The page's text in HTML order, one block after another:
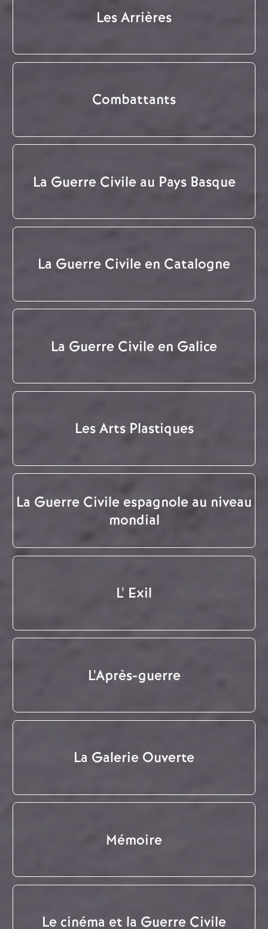
Les Arrières
Combattants
La Guerre Civile au Pays Basque
La Guerre Civile en Catalogne
La Guerre Civile en Galice
Les Arts Plastiques
La Guerre Civile espagnole au niveau
mondial
L' Exil
L'Après-guerre
La Galerie Ouverte
Mémoire
Le cinéma et la Guerre Civile